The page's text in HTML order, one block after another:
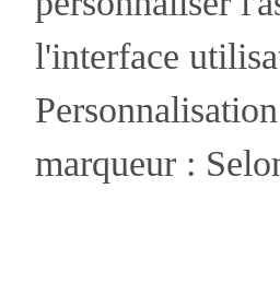
l'interface
marqueur :